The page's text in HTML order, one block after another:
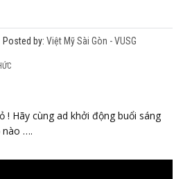
Posted by: Việt Mỹ Sài Gòn - VUSG
! Hãy cùng ad khởi động buổi sáng
nào ….